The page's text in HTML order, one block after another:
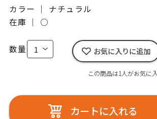
カラー ｜ ナチュラル
在庫 ｜ ○
数量 お気に入りに追加
この商品は1人がお気に
カートに入れる